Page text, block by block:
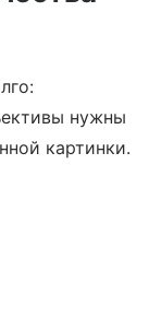
нужны
картинки.